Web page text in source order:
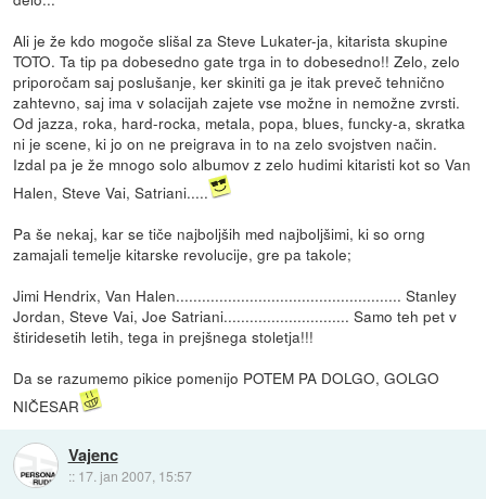
Ali je že kdo mogoče slišal za Steve Lukater-ja, kitarista skupine
TOTO. Ta tip pa dobesedno gate trga in to dobesedno!! Zelo, zelo
priporočam saj poslušanje, ker skiniti ga je itak preveč tehnično
zahtevno, saj ima v solacijah zajete vse možne in nemožne zvrsti.
Od jazza, roka, hard-rocka, metala, popa, blues, funcky-a, skratka
ni je scene, ki jo on ne preigrava in to na zelo svojstven način.
Izdal pa je že mnogo solo albumov z zelo hudimi kitaristi kot so Van
Halen, Steve Vai, Satriani.....
Pa še nekaj, kar se tiče najboljših med najboljšimi, ki so orng
zamajali temelje kitarske revolucije, gre pa takole;
Jimi Hendrix, Van Halen.................................................... Stanley
Jordan, Steve Vai, Joe Satriani............................. Samo teh pet v
štiridesetih letih, tega in prejšnega stoletja!!!
Da se razumemo pikice pomenijo POTEM PA DOLGO, GOLGO
NIČESAR
Vajenc
:: 17. jan 2007, 15:57